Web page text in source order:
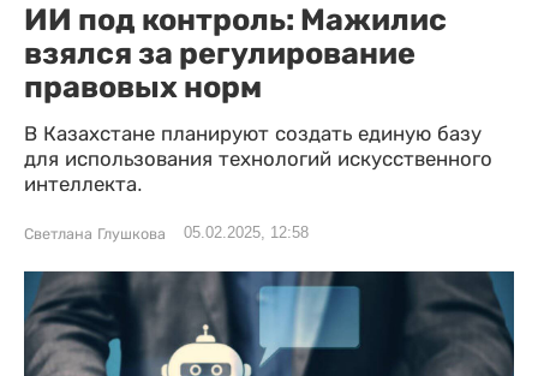
ИИ под контроль: Мажилис
взялся за регулирование
правовых норм
В Казахстане планируют создать единую базу
для использования технологий искусственного
интеллекта.
Светлана Глушкова 05.02.2025, 12:58